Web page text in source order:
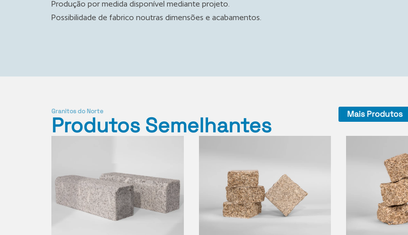
Produção por medida disponível mediante projeto.
Possibilidade de fabrico noutras dimensões e acabamentos.
Granitos do Norte
Produtos Semelhantes Mais Produtos